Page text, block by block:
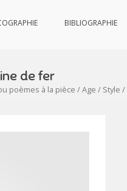
BIBLIOGRAPHIE
de fer
poèmes à la pièce /Age / Style /